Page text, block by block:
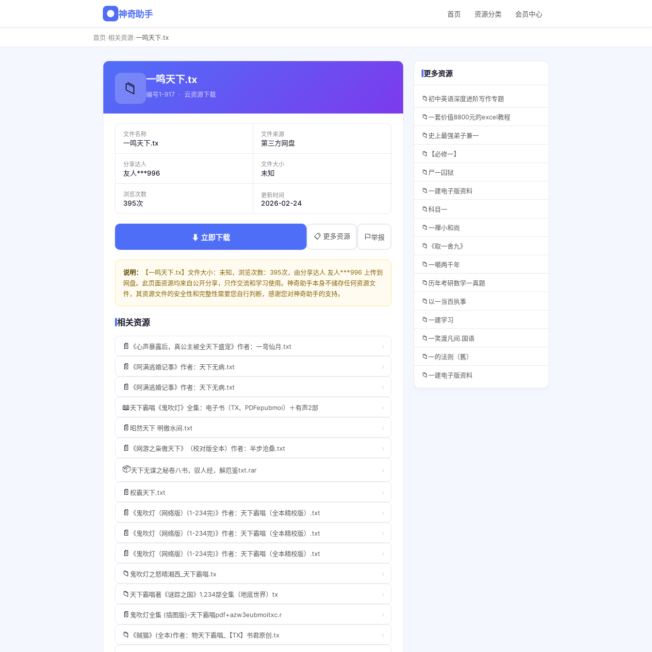
神奇助手 首页 资源分类 会员中心
首页›相关资源›一鸣天下.tx
📁 一鸣天下.tx
编号1-917 · 云资源下载
文件名称
一鸣天下.tx
文件来源
第三方网盘
分享达人
友人***996
文件大小
未知
浏览次数
395次
更新时间
2026-02-24
⬇ 立即下载 📋 更多资源 举报
说明：
【一鸣天下.tx】文件大小：未知，浏览次数：395次，由分享达人 友人***996 上传到
网盘。此页面资源均来自公开分享，只作交流和学习使用。神奇助手本身不储存任何资源文
件，其资源文件的安全性和完整性需要您自行判断，感谢您对神奇助手的支持。
相关资源
📄 《心声暴露后，真公主被全天下盛宠》作者：一弯仙月.txt ›
📄 《阿满逃婚记事》作者：天下无病.txt ›
📄 《阿满逃婚记事》作者：天下无病.txt ›
📖天下霸唱《鬼吹灯》全集：电子书（TX、PDFepubmoi）＋有声2部 ›
📄 昭然天下 明傲水间.txt ›
📄 《网游之枭傲天下》（校对版全本）作者：半步沧桑.txt ›
📦天下无谋之秘卷八书，驭人经，解厄鉴txt.rar ›
📄 权霸天下.txt ›
📄 《鬼吹灯（网络版）(1-234完)》作者：天下霸唱（全本精校版）.txt ›
📄 《鬼吹灯（网络版）(1-234完)》作者：天下霸唱（全本精校版）.txt ›
📄 《鬼吹灯（网络版）(1-234完)》作者：天下霸唱（全本精校版）.txt ›
📁 鬼吹灯之怒晴湘西_天下霸唱.tx ›
📁 天下霸唱著《谜踪之国》1.234部全集（地底世界）tx ›
📄 鬼吹灯全集 (插图版)-天下霸唱pdf+azw3eubmoitxc.r ›
📁 《贼猫》(全本)作者：物天下霸唱_【TX】书君原创.tx ›
更多资源
📁初中英语深度进阶写作专题
📁一套价值8800元的excel教程
📁 史上最强弟子兼一
📁 【必修一】
📁 尸一囚狱
📁一建电子版资料
📁科目一
📁一禪小和尚
📁 《取一舍九》
📁一嚼两千年
📁 历年考研数学一真题
📁 以一当百执事
📁一建学习
📁一笑渡凡间.国语
📁一的法则（舊）
📁一建电子版资料